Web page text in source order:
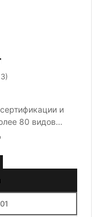
и
80 видов
документов...